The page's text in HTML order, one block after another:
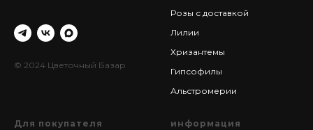
© 2024 Цветочный Базар
Розы с доставкой
Лилии
Хризантемы
Гипсофилы
Альстромерии
Для покупателя информация